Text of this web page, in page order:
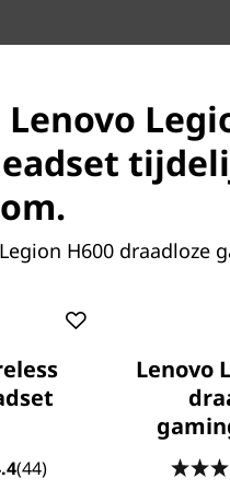
Lenovo
H600
(44)
Lenovo